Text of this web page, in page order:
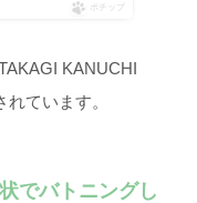
ポチップ
KANUCHI
ています。
でバトニングし